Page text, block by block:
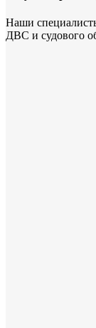
Наши
ДВС и судового